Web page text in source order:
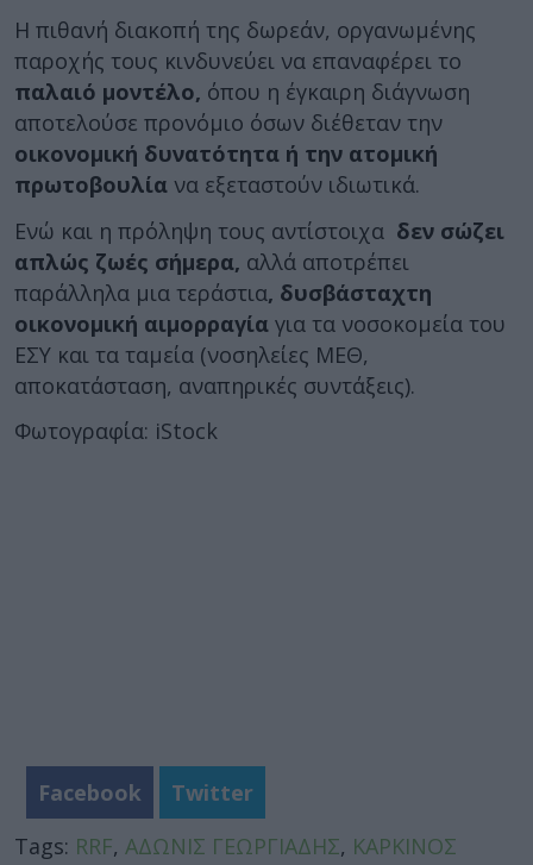
Η πιθανή διακοπή της δωρεάν, οργανωμένης
παροχής τους κινδυνεύει να επαναφέρει το
παλαιό μοντέλο, όπου η έγκαιρη διάγνωση
αποτελούσε προνόμιο όσων διέθεταν την
οικονομική δυνατότητα ή την ατομική
πρωτοβουλία να εξεταστούν ιδιωτικά.
Ενώ και η πρόληψη τους αντίστοιχα δεν σώζει
απλώς ζωές σήμερα, αλλά αποτρέπει
παράλληλα μια τεράστια, δυσβάσταχτη
οικονομική αιμορραγία για τα νοσοκομεία του
ΕΣΥ και τα ταμεία (νοσηλείες ΜΕΘ,
αποκατάσταση, αναπηρικές συντάξεις).
Φωτογραφία: iStock
Facebook
Twitter
Tags: RRF, ΑΔΩΝΙΣ ΓΕΩΡΓΙΑΔΗΣ, ΚΑΡΚΙΝΟΣ